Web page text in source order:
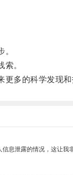
。
多的科学发现和
息泄露的情况，这让我